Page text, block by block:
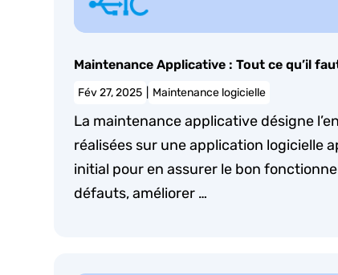
Maintenance Applicative : Tout ce qu’il
Fév 27, 2025 Maintenance logicielle
La maintenance applicative désigne
réalisées sur une application logicielle
initial pour en assurer le bon
défauts, améliorer …